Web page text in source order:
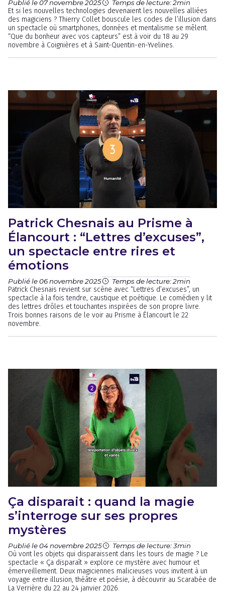
Publié le 07 novembre 2025 Temps de lecture: 2min
Et si les nouvelles technologies devenaient les nouvelles alliées
des magiciens ? Thierry Collet bouscule les codes de l’illusion dans
un spectacle où smartphones, données et mentalisme se mêlent.
“Que du bonheur avec vos capteurs” est à voir du 18 au 29
novembre à Coignières et à Saint-Quentin-en-Yvelines.
Patrick Chesnais au Prisme à
Élancourt : “Lettres d’excuses”,
un spectacle entre rires et
émotions
Publié le 06 novembre 2025 Temps de lecture: 2min
Patrick Chesnais revient sur scène avec “Lettres d’excuses”, un
spectacle à la fois tendre, caustique et poétique. Le comédien y lit
des lettres drôles et touchantes inspirées de son propre livre.
Trois bonnes raisons de le voir au Prisme à Élancourt le 22
novembre.
Ça disparait : quand la magie
s’interroge sur ses propres
mystères
Publié le 04 novembre 2025 Temps de lecture: 3min
Où vont les objets qui disparaissent dans les tours de magie ? Le
spectacle « Ça disparaît » explore ce mystère avec humour et
émerveillement. Deux magiciennes malicieuses vous invitent à un
voyage entre illusion, théâtre et poésie, à découvrir au Scarabée de
La Verrière du 22 au 24 janvier 2026.